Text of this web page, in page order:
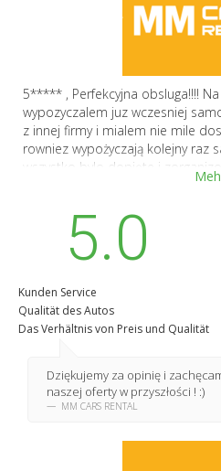
5***** , Perfekcyjna obsluga!!!!
wypozyczalem juz wczesniej
z innej firmy i mialem nie mile
rowniez wypożyczają kolejny raz
wszystko bylo dopięte i
standardzie , dziękuję bardzo i
5.0
Kunden Service
Qualität des Autos
Das Verhältnis von Preis und Qualität
Dziękujemy za opinię i
naszej oferty w przyszłości ! :)
MM CARS RENTAL